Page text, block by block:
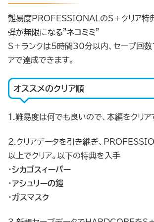
難易度PROFESSIONALのS＋クリア特
弾が無限になる”ネコミミ”
S＋ランクは5時間30分以内、セーブ回
アで達成できます。
オススメのクリア順
1.難易度は何でも良いので、本編をクリア
2.クリアデータを引き継ぎ、
以上でクリア。以下の特典を入手
・シカゴスィーパー
・アシュリーの鎧
・ガスマスク